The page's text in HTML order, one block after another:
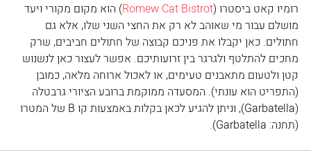
רומיו קאט ביסטרו (Romew Cat Bistrot) הוא מקום מקורי ויעד
מושלם עבור מי שאוהב לא רק את החצי השני שלו, אלא גם
חתולים. כאן יקבלו את פניכם קבוצה של חתולים חביבים, שרק
מחכים להתלטף ולגרגר בין זרועותיכם. אפשר לעצור כאן לנשנוש
קטן ולטעום מתאבנים טעימים, או לאכול ארוחה מלאה, כמובן
(התפריט הוא עונתי). המסעדה ממוקמת ברובע הציורי גרבטלה
(Garbatella), וניתן להגיע לכאן בקלות באמצעות קו B של המטרו
(תחנה: Garbatella).